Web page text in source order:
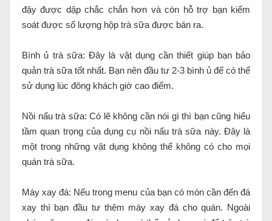
đậy được dập chắc chắn hơn và còn hỗ trợ bạn kiếm
soát được số lượng hộp trà sữa được bán ra.
Bình ủ trà sữa: Đây là vật dụng cần thiết giúp bạn bảo
quản trà sữa tốt nhất. Bạn nên đầu tư 2-3 bình ủ để có thể
sử dụng lúc đông khách giờ cao điểm.
Nồi nấu trà sữa: Có lẽ không cần nói gì thì bạn cũng hiểu
tầm quan trọng của dụng cụ nồi nấu trà sữa này. Đây là
một trong những vật dụng không thể không có cho mọi
quán trà sữa.
Máy xay đá: Nếu trong menu của bạn có món cần đến đá
xay thì bạn đầu tư thêm máy xay đá cho quán. Ngoài